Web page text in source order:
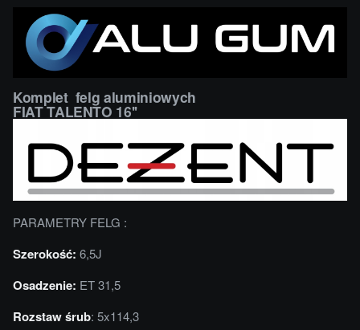
Komplet felg aluminiowych
FIAT TALENTO 16''
PARAMETRY FELG :
Szerokość: 6,5J
Osadzenie: ET 31,5
Rozstaw śrub: 5x114,3